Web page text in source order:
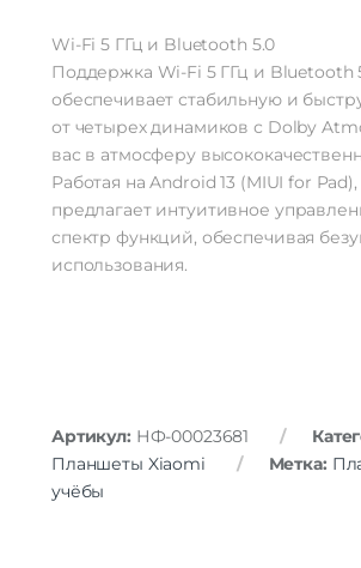
Wi-Fi 5 ГГц и Bluetooth 5.0
Поддержка Wi-Fi 5 ГГц и Bluetooth
обеспечивает стабильную и
от четырех динамиков с Dolby
вас в атмосферу
Работая на Android 13 (MIUI for
предлагает интуитивное
спектр функций, обеспечивая
использования.
Артикул: НФ-00023681
Планшеты Xiaomi
Метка:
учёбы